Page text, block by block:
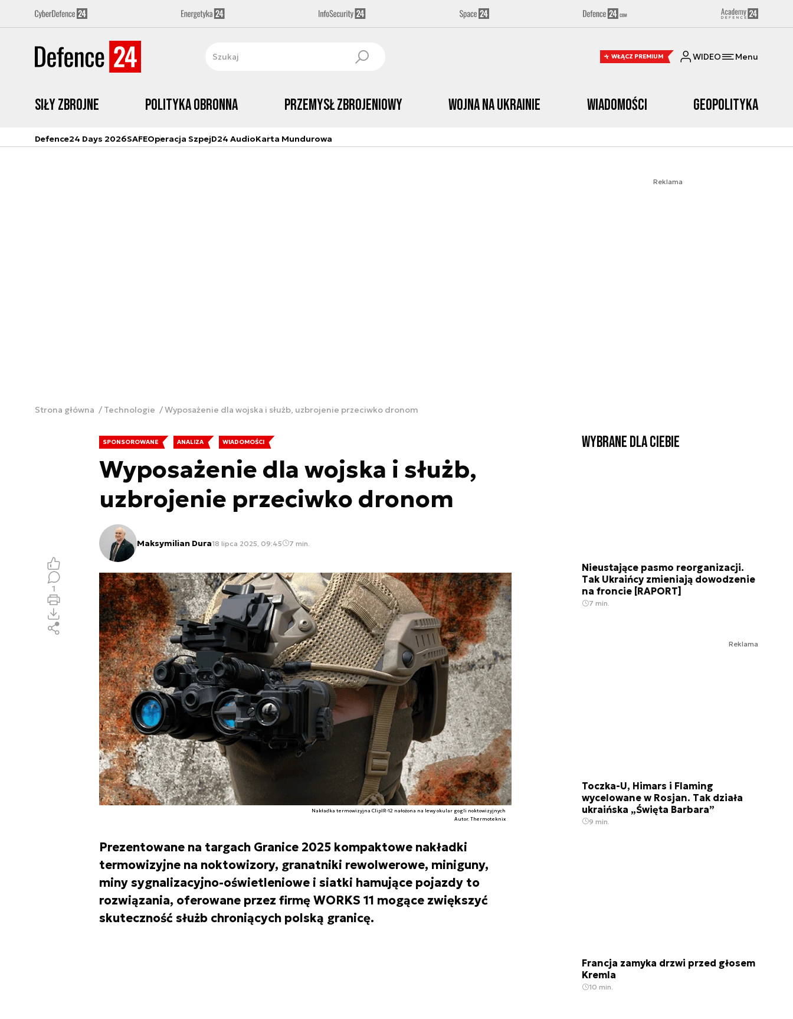
WŁĄCZ PREMIUM WIDEO Menu
Siły zbrojne Polityka obronna Przemysł Zbrojeniowy Wojna na Ukrainie Wiadomości Geopolityka
Defence24 Days 2026SAFEOperacja SzpejD24 AudioKarta Mundurowa
Reklama
Strona główna Technologie Wyposażenie dla wojska i służb, uzbrojenie przeciwko dronom
SPONSOROWANE ANALIZA WIADOMOŚCI
Wyposażenie dla wojska i służb,
uzbrojenie przeciwko dronom
Maksymilian Dura18 lipca 2025, 09:45 7 min.
Nakładka termowizyjna ClipIR-12 nałożona na lewy okular gogli noktowizyjnych
Autor. Thermoteknix
Prezentowane na targach Granice 2025 kompaktowe nakładki
termowizyjne na noktowizory, granatniki rewolwerowe, miniguny,
miny sygnalizacyjno-oświetleniowe i siatki hamujące pojazdy to
rozwiązania, oferowane przez firmę WORKS 11 mogące zwiększyć
skuteczność służb chroniących polską granicę.
1
Wybrane dla Ciebie
Nieustające pasmo reorganizacji.
Tak Ukraińcy zmieniają dowodzenie
na froncie [RAPORT]
7 min.
Reklama
Toczka-U, Himars i Flaming
wycelowane w Rosjan. Tak działa
ukraińska „Święta Barbara”
9 min.
Francja zamyka drzwi przed głosem
Kremla
10 min.